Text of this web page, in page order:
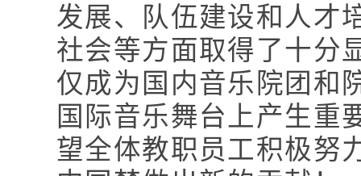
发展、队伍建设和人才
社会等方面取得了十分
仅成为国内音乐院团和
国际音乐舞台上产生重
望全体教职员工积极努